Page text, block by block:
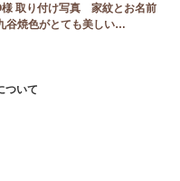
様 取り付け写真 家紋とお名前
谷焼色がとても美しい…
いて